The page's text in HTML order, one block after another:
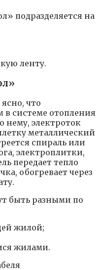
подразделяется на
ленту.
что
в системе отопления
нему, электроток
металлический
спираль или
электроплитки,
передает тепло
обогревает через
быть разными по
жилой;
жилами.